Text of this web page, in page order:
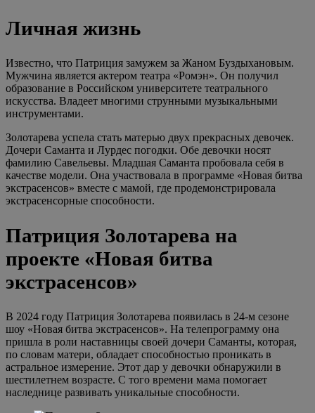
Личная жизнь
Известно, что Патриция замужем за Жаном Буздыхановым.
Мужчина является актером театра «Ромэн». Он получил
образование в Российском университете театрального
искусства. Владеет многими струнными музыкальными
инструментами.
Золотарева успела стать матерью двух прекрасных девочек.
Дочери Саманта и Лурдес погодки. Обе девочки носят
фамилию Савельевы. Младшая Саманта пробовала себя в
качестве модели. Она участвовала в программе «Новая битва
экстрасенсов» вместе с мамой, где продемонстрировала
экстрасенсорные способности.
Патриция Золотарева на
проекте «Новая битва
экстрасенсов»
В 2024 году Патриция Золотарева появилась в 24-м сезоне
шоу «Новая битва экстрасенсов». На телепрограмму она
пришла в роли наставницы своей дочери Саманты, которая,
по словам матери, обладает способностью проникать в
астральное измерение. Этот дар у девочки обнаружили в
шестилетнем возрасте. С того времени мама помогает
наследнице развивать уникальные способности.